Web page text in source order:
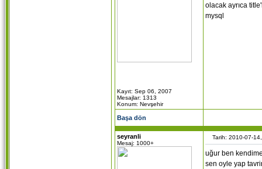
Kayıt: Sep 06, 2007
Mesajlar: 1313
Konum: Nevşehir
olacak ayrıca
mysql
Başa dön
seyranli
Mesaj: 1000+
Tarih: 2010-07-
uğur ben
sen oyle yap